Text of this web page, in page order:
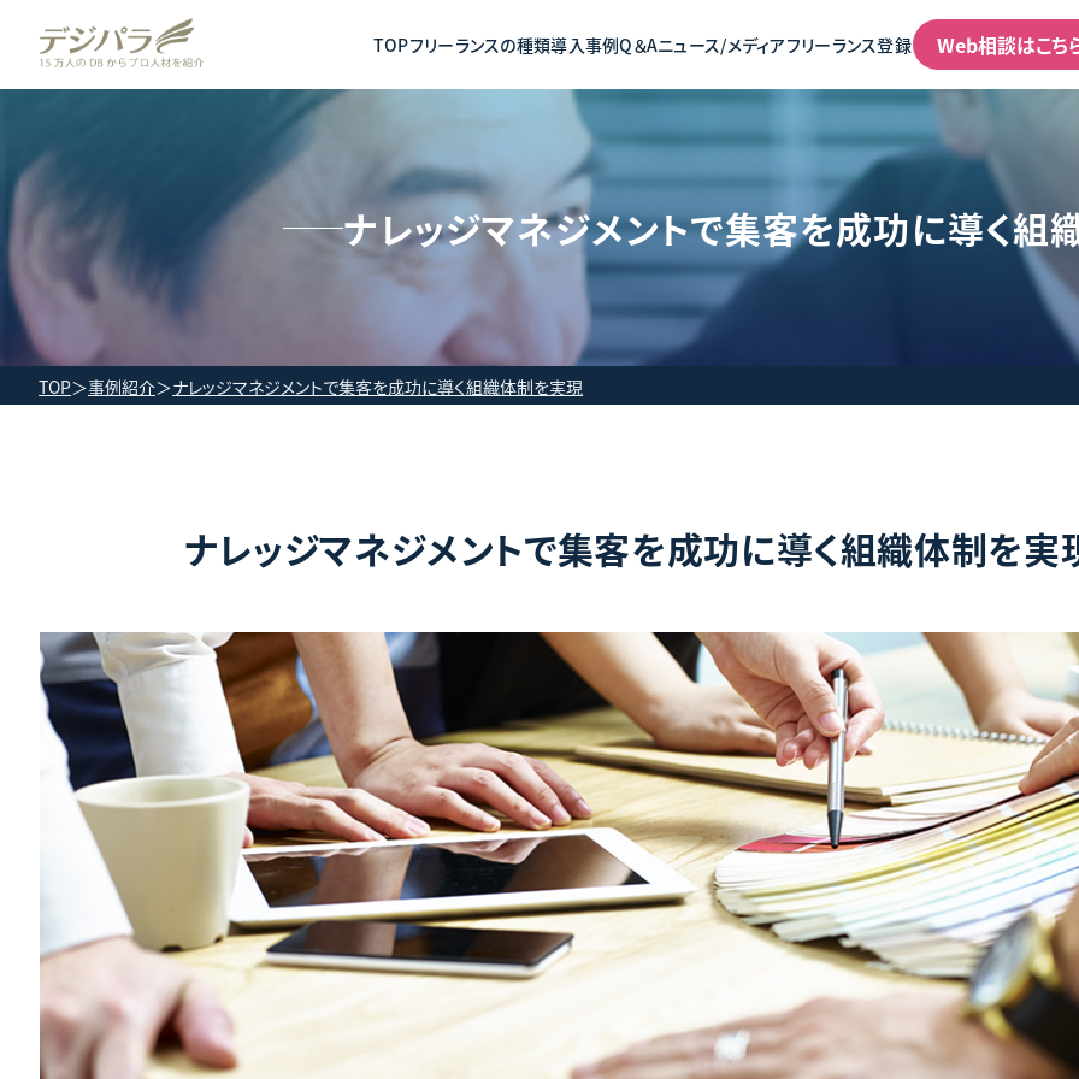
TOPフリーランスの種類導入事例Q＆Aニュース/メディアフリーランス登録 Web相談はこち
ナレッジマネジメントで集客を成功に導く組
TOP 事例紹介 ナレッジマネジメントで集客を成功に導く組織体制を実現
ナレッジマネジメントで集客を成功に導く組織体制を実